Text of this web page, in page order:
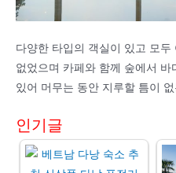
다양한 타입의 객실이 있고 모
없었으며 카페와 함께 숲에서
있어 머무는 동안 지루할 틈이
인기글